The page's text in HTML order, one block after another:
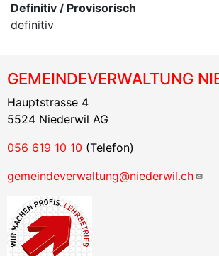
Definitiv / Provisorisch
definitiv
GEMEINDEVERWALTUNG
Hauptstrasse 4
5524 Niederwil AG
056 619 10 10 (Telefon)
gemeindeverwaltung@niederwil.ch